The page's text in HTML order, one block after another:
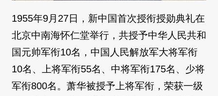
1955年9月27日，新中国首次授衔授勋典礼在
北京中南海怀仁堂举行，共授予中华人民共和
国元帅军衔10名，中国人民解放军大将军衔
10名、上将军衔55名、中将军衔175名、少将
军衔800名。萧华被授予上将军衔，荣获一级